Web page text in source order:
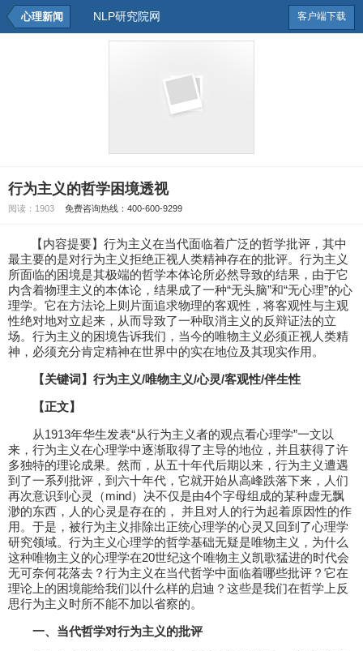
心理新闻 NLP研究院网 客户端下载
行为主义的哲学困境透视
阅读： 1903 免费咨询热线：400-600-9299
【内容提要】行为主义在当代面临着广泛的哲学批评，其中
最主要的是对行为主义拒绝正视人类精神存在的批评。行为主义
所面临的困境是其极端的哲学本体论所必然导致的结果，由于它
内含着物理主义的本体论，结果成了一种“无头脑”和“无心理”的心
理学。它在方法论上则片面追求物理的客观性，将客观性与主观
性绝对地对立起来，从而导致了一种取消主义的反辩证法的立
场。行为主义的困境告诉我们，当今的唯物主义必须正视人类精
神，必须充分肯定精神在世界中的实在地位及其现实作用。
【关键词】行为主义/唯物主义/心灵/客观性/伴生性
【正文】
从1913年华生发表“从行为主义者的观点看心理学”一文以
来，行为主义在心理学中逐渐取得了主导的地位，并且获得了许
多独特的理论成果。然而，从五十年代后期以来，行为主义遭遇
到了一系列批评，到六十年代，它就开始从高峰跌落下来，人们
再次意识到心灵（mind）决不仅是由4个字母组成的某种虚无飘
渺的东西，人的心灵是存在的， 并且对人的行为起着原因性的作
用。于是，被行为主义排除出正统心理学的心灵又回到了心理学
研究领域。行为主义心理学的哲学基础无疑是唯物主义，为什么
这种唯物主义的心理学在20世纪这个唯物主义凯歌猛进的时代会
无可奈何花落去？行为主义在当代哲学中面临着哪些批评？它在
理论上的困境能给我们以什么样的启迪？这些是我们在哲学上反
思行为主义时所不能不加以省察的。
一、当代哲学对行为主义的批评